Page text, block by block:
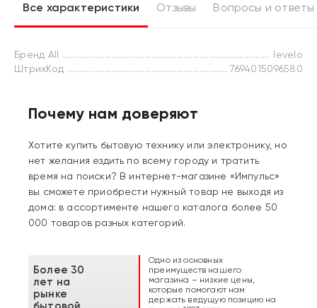
Все характеристики Отзывы Вопросы и ответы
Бренд All
levelo
ШтрихКод
7694015096580
Почему нам доверяют
Хотите купить бытовую технику или электронику, но
нет желания ездить по всему городу и тратить
время на поиски? В интернет-магазине «Импульс»
вы сможете приобрести нужный товар не выходя из
дома: в ассортименте нашего каталога более 50
000 товаров разных категорий.
Более 30
лет на
рынке
Одно из основных
преимуществ нашего
магазина – низкие цены,
которые помогают нам
держать ведущую позицию на